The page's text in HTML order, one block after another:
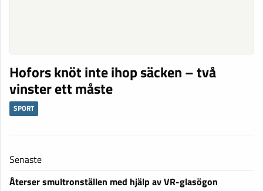
Hofors knöt inte ihop säcken – två
vinster ett måste
SPORT
Senaste
Återser smultronställen med hjälp av VR-glasögon